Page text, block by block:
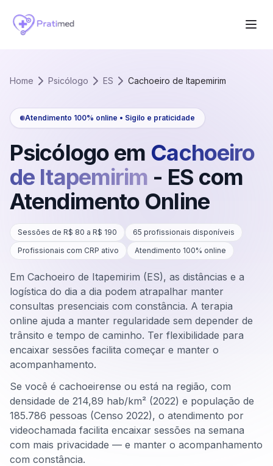
Home Psicólogo ES Cachoeiro de Itapemirim
Atendimento 100% online • Sigilo e praticidade
Psicólogo em Cachoeiro
de Itapemirim - ES com
Atendimento Online
Sessões de R$ 80 a R$ 190 65 profissionais disponíveis
Profissionais com CRP ativo
Atendimento 100% online
Em Cachoeiro de Itapemirim (ES), as distâncias e a
logística do dia a dia podem atrapalhar manter
consultas presenciais com constância. A terapia
online ajuda a manter regularidade sem depender de
trânsito e tempo de caminho. Ter flexibilidade para
encaixar sessões facilita começar e manter o
acompanhamento.
Se você é cachoeirense ou está na região, com
densidade de 214,89 hab/km² (2022) e população de
185.786 pessoas (Censo 2022), o atendimento por
videochamada facilita encaixar sessões na semana
com mais privacidade — e manter o acompanhamento
com constância.